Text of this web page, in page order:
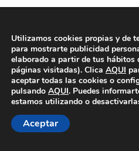
© Copyright 2020 | La Veu
legal |Política de privacidad|
Utilizamos cookies propias y de
para mostrarte publicidad
elaborado a partir de tus hábitos
páginas visitadas). Clica AQUI
aceptar todas las cookies o
pulsando AQUI. Puedes
estamos utilizando o
Aceptar